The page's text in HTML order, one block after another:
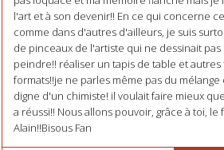
l'art et à son devenir!! En ce qui concerne
comme dans d'autres d'ailleurs, je suis
de pinceaux de l'artiste qui ne dessinait pas
peindre!! réaliser un tapis de table et
formats!!je ne parles même pas du
digne d'un chimiste! il voulait faire mieux
a réussi!! Nous allons pouvoir, grâce à toi, le
Alain!!Bisous Fan